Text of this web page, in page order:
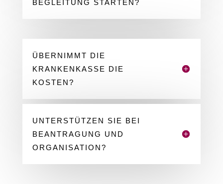
BEGLEITUNG STARTEN?
ÜBERNIMMT DIE
KRANKENKASSE DIE
KOSTEN?
UNTERSTÜTZEN SIE BEI
BEANTRAGUNG UND
ORGANISATION?